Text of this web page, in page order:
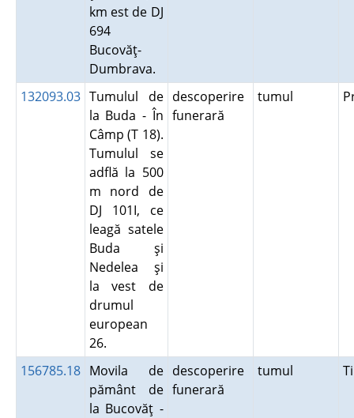
km est de DJ
694
Bucovăţ-
Dumbrava.
132093.03 Tumulul de
la Buda - În
Câmp (T 18).
Tumulul se
adflă la 500
m nord de
DJ 101I, ce
leagă satele
Buda şi
Nedelea şi
la vest de
drumul
european
26.
descoperire
funerară
tumul
156785.18 Movila de
pământ de
la Bucovăţ -
descoperire
funerară
tumul